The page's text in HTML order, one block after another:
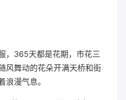
，365天都是花期，市花三
风舞动的花朵开满天桥和街
浪漫气息。